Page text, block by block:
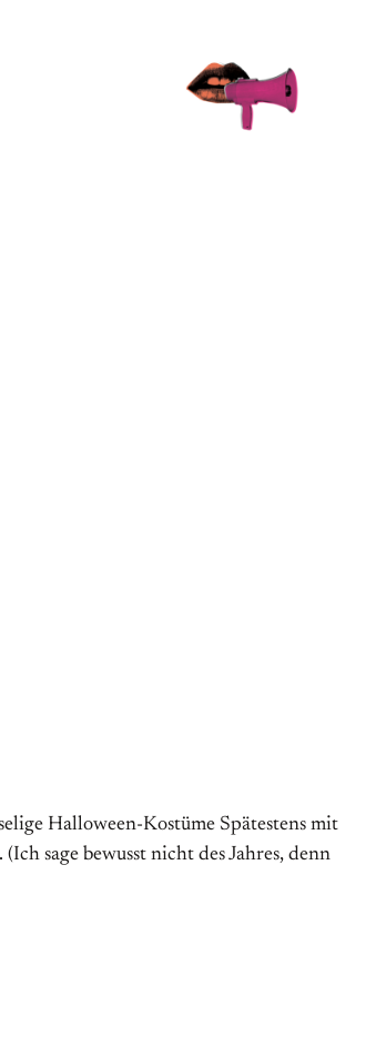
Halloween-Kostüme Spätestens mit
sage bewusst nicht des Jahres, denn